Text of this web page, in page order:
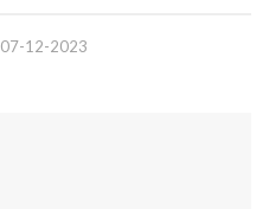
07-12-2023